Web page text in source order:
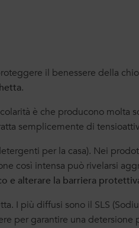
il benessere della
.
è che producono molta
semplicemente di
per la casa). Nei
così intensa può rivelarsi
e alterare la barriera
I più diffusi sono il SLS
per garantire una detersione